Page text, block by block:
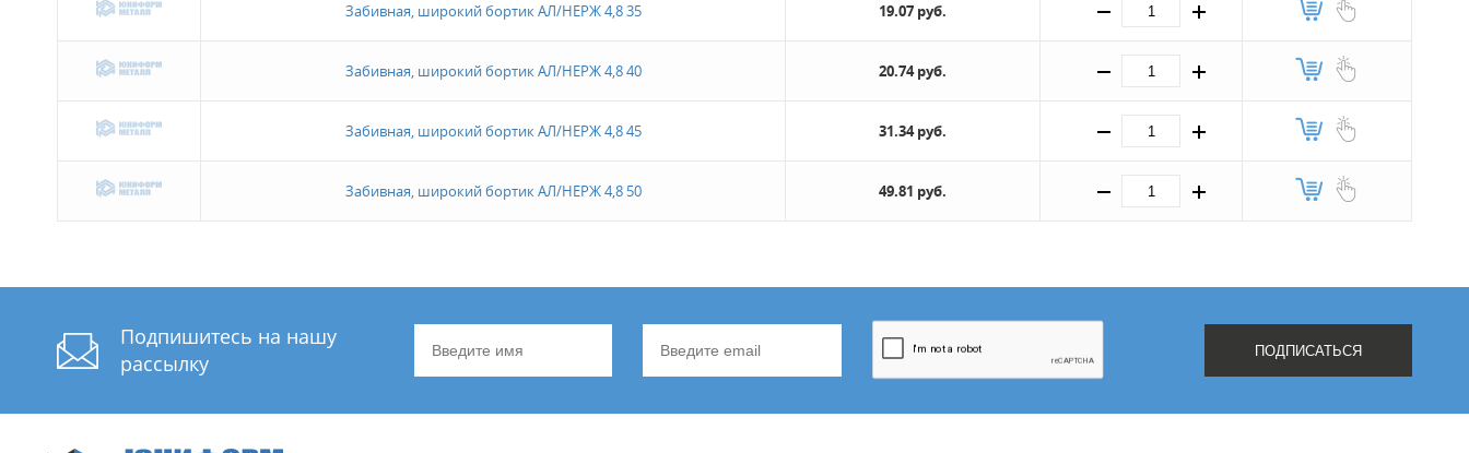
Забивная, широкий бортик АЛ/НЕРЖ 4,8 35 19.07 руб.
Забивная, широкий бортик АЛ/НЕРЖ 4,8 40 20.74 руб.
Забивная, широкий бортик АЛ/НЕРЖ 4,8 45 31.34 руб.
Забивная, широкий бортик АЛ/НЕРЖ 4,8 50 49.81 руб.
Подпишитесь на нашу
рассылку